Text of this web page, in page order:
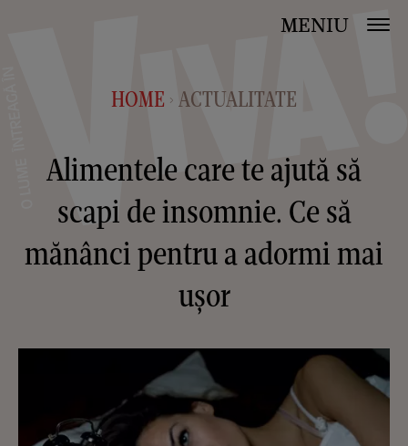
MENIU
HOME > ACTUALITATE
Alimentele care te ajută să
scapi de insomnie. Ce să
mănânci pentru a adormi mai
ușor